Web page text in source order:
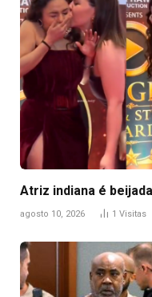
Atriz indiana é
agosto 10, 2026 1 Visitas